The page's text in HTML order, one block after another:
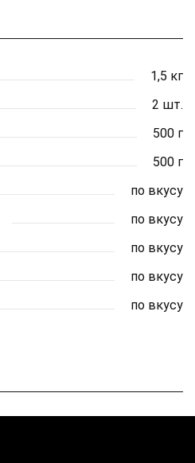
1,5 кг
2 шт.
500 г
500 г
по вкусу
по вкусу
по вкусу
по вкусу
по вкусу